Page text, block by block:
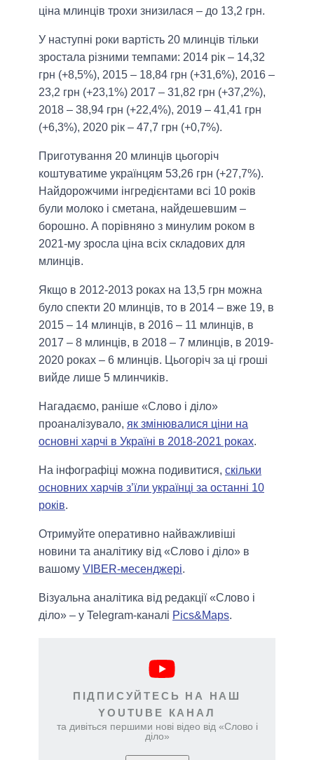
ціна млинців трохи знизилася – до 13,2 грн.
У наступні роки вартість 20 млинців тільки
зростала різними темпами: 2014 рік – 14,32
грн (+8,5%), 2015 – 18,84 грн (+31,6%), 2016 –
23,2 грн (+23,1%) 2017 – 31,82 грн (+37,2%),
2018 – 38,94 грн (+22,4%), 2019 – 41,41 грн
(+6,3%), 2020 рік – 47,7 грн (+0,7%).
Приготування 20 млинців цьогоріч
коштуватиме українцям 53,26 грн (+27,7%).
Найдорожчими інгредієнтами всі 10 років
були молоко і сметана, найдешевшим –
борошно. А порівняно з минулим роком в
2021-му зросла ціна всіх складових для
млинців.
Якщо в 2012-2013 роках на 13,5 грн можна
було спекти 20 млинців, то в 2014 – вже 19, в
2015 – 14 млинців, в 2016 – 11 млинців, в
2017 – 8 млинців, в 2018 – 7 млинців, в 2019-
2020 роках – 6 млинців. Цьогоріч за ці гроші
вийде лише 5 млинчиків.
Нагадаємо, раніше «Слово і діло»
проаналізувало, як змінювалися ціни на
основні харчі в Україні в 2018-2021 роках.
На інфографіці можна подивитися, скільки
основних харчів з’їли українці за останні 10
років.
Отримуйте оперативно найважливіші
новини та аналітику від «Слово і діло» в
вашому VIBER-месенджері.
Візуальна аналітика від редакції «Слово і
діло» – у Telegram-каналі Pics&Maps.
ПІДПИСУЙТЕСЬ НА НАШ
YOUTUBE КАНАЛ
та дивіться першими нові відео від «Слово і
діло»